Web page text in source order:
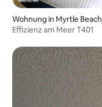
Wohnung in Myrtle Beach
Effizienz am Meer T401